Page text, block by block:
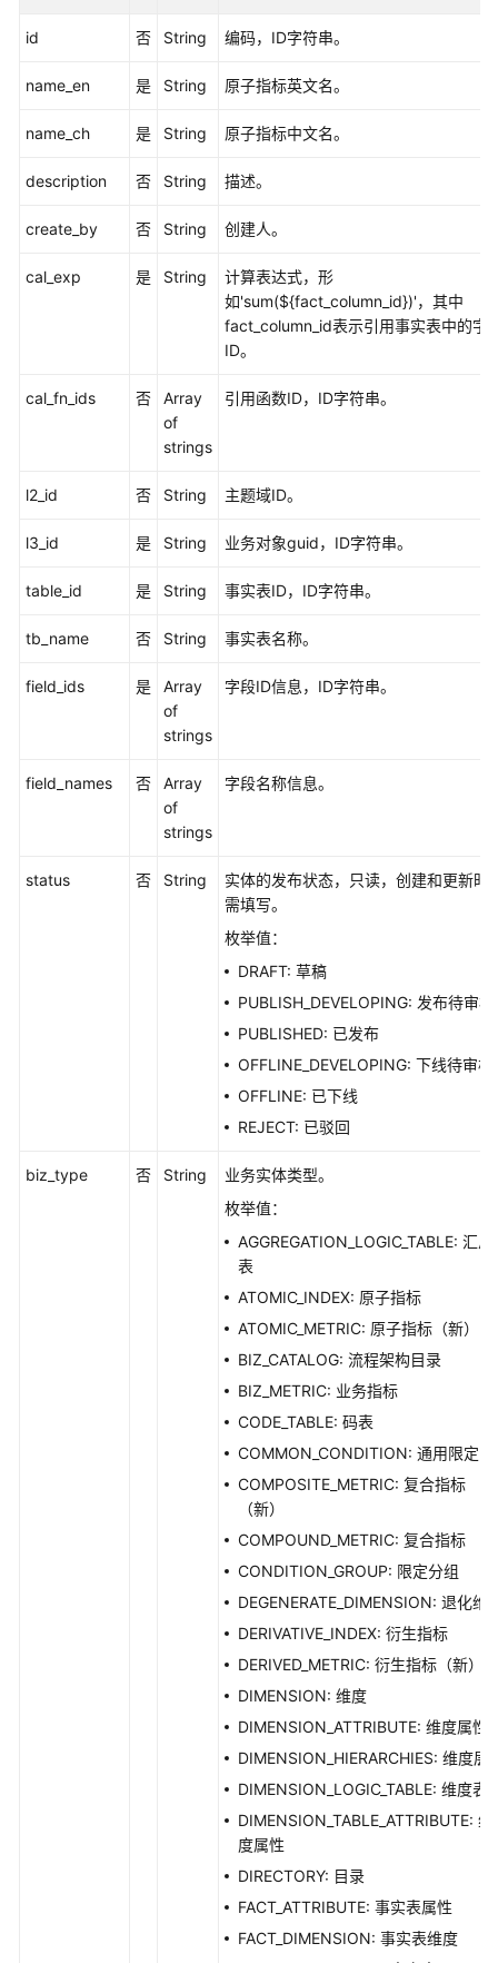
理
心
架
构
接
id 否 String 编码，ID字符串。
name_en 是 String 原子指标英文名。
name_ch 是 String 原子指标中文名。
description 否 String 描述。
create_by 否 String 创建人。
cal_exp 是 String
计算表达式，形
如'sum(${fact_column_id})'，其中
fact_column_id表示引用事实表中的字
ID。
cal_fn_ids 否
Array
of
strings
引用函数ID，ID字符串。
l2_id 否 String 主题域ID。
l3_id 是 String 业务对象guid，ID字符串。
table_id 是 String 事实表ID，ID字符串。
tb_name 否 String 事实表名称。
field_ids 是
Array
of
strings
字段ID信息，ID字符串。
field_names 否
Array
of
strings
字段名称信息。
status 否 String
实体的发布状态，只读，创建和更新时
需填写。
枚举值：
DRAFT: 草稿
PUBLISH_DEVELOPING: 发布待审核
PUBLISHED: 已发布
OFFLINE_DEVELOPING: 下线待审核
OFFLINE: 已下线
REJECT: 已驳回
biz_type 否 String
业务实体类型。
枚举值：
AGGREGATION_LOGIC_TABLE: 汇总
表
ATOMIC_INDEX: 原子指标
ATOMIC_METRIC: 原子指标（新）
BIZ_CATALOG: 流程架构目录
BIZ_METRIC: 业务指标
CODE_TABLE: 码表
COMMON_CONDITION: 通用限定
COMPOSITE_METRIC: 复合指标
（新）
COMPOUND_METRIC: 复合指标
CONDITION_GROUP: 限定分组
DEGENERATE_DIMENSION: 退化维
DERIVATIVE_INDEX: 衍生指标
DERIVED_METRIC: 衍生指标（新）
DIMENSION: 维度
DIMENSION_ATTRIBUTE: 维度属性
DIMENSION_HIERARCHIES: 维度层
DIMENSION_LOGIC_TABLE: 维度表
DIMENSION_TABLE_ATTRIBUTE: 维
度属性
DIRECTORY: 目录
FACT_ATTRIBUTE: 事实表属性
FACT_DIMENSION: 事实表维度